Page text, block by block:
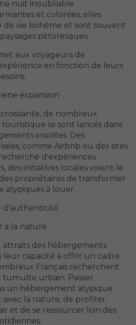
nuit inoubliable.
et colorées, elles
vie bohème et sont souvent
pittoresques.
aux voyageurs de
en fonction de leurs
expansion
de nombreux
se sont lancés dans
insolites. Des
comme Airbnb ou des sites
d'expériences
des initiatives locales voient le
propriétaires de transformer
atypiques à louer.
d'authenticité
à la nature
attraits des hébergements
leur capacité à offrir un cadre
Français recherchent
tumulte urbain. Passer
un hébergement atypique
la nature, de profiter
et de se ressourcer loin des